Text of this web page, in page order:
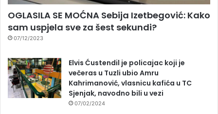
OGLASILA SE MOĆNA Sebija Izetbegović: Kako
sam uspjela sve za šest sekundi?
07/12/2023
Elvis Ćustendil je policajac koji je
večeras u Tuzli ubio Amru
Kahrimanović, vlasnicu kafića u TC
Sjenjak, navodno bili u vezi
07/02/2024